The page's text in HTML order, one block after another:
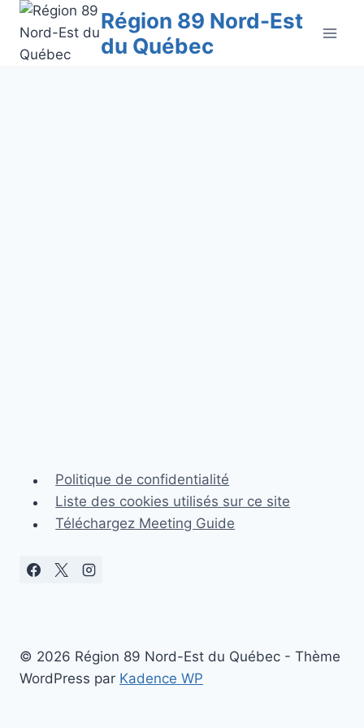
Aller
contenu
Région 89 Nord-Est
du Québec
Politique de confidentialité
Liste des cookies utilisés sur ce site
Téléchargez Meeting Guide
© 2026 Région 89 Nord-Est du Québec - Thème
WordPress par Kadence WP